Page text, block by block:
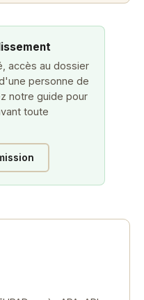
accès au dossier
personne de
notre guide pour
toute